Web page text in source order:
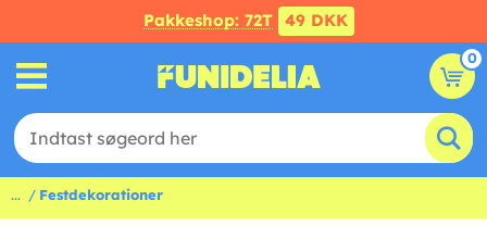
Pakkeshop: 72T 49 DKK
0
... Festdekorationer